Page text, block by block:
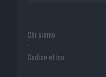
Chi siamo
Codice etico